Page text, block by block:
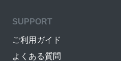
SUPPORT
ご利用ガイド
よくある質問